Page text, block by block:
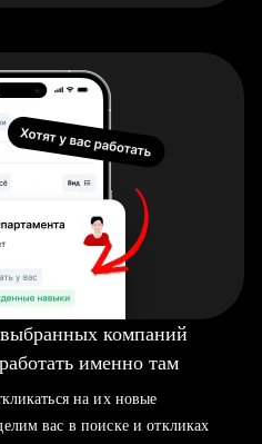
компаний
именно там
на их новые
вас в поиске и откликах